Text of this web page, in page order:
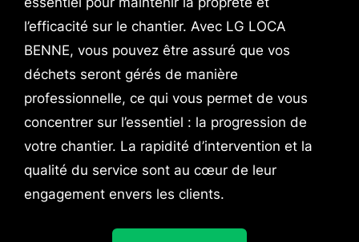
l’efficacité sur le chantier. Avec LG LOCA
BENNE, vous pouvez être assuré que vos
déchets seront gérés de manière
professionnelle, ce qui vous permet de vous
concentrer sur l’essentiel : la progression de
votre chantier. La rapidité d’intervention et la
qualité du service sont au cœur de leur
engagement envers les clients.